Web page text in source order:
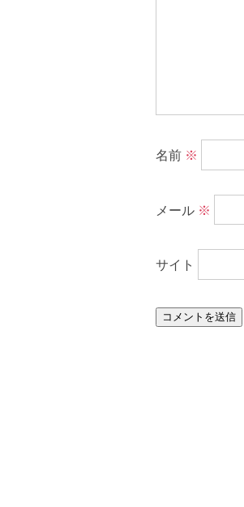
名前 ※
メール ※
サイト